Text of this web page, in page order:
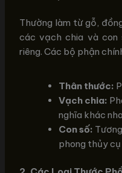
Thường làm từ gỗ,
các vạch chia và con
riêng. Các bộ phận
Thân thước:
Vạch chia:
nghĩa khác
Con số:
phong thủy